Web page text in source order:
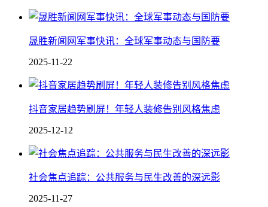
晟胜新闻网军事快讯：全球军事动态与国防要
2025-11-22
抖音家居趋势刷屏！年轻人装修告别风格焦虑
2025-12-12
社会焦点追踪：公共服务与民生改善的深远影
2025-11-27